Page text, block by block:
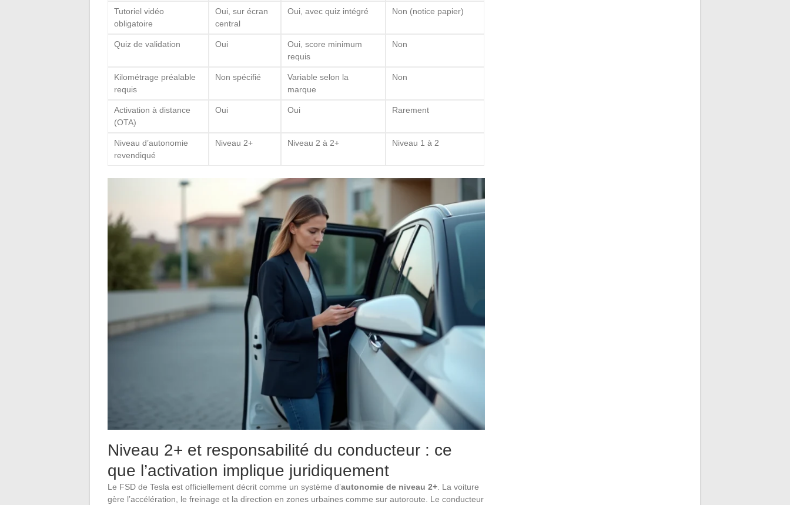
Tutoriel vidéo
obligatoire
Oui, sur écran
central
Oui, avec quiz intégré Non (notice papier)
Quiz de validation Oui
Oui, score minimum
requis
Non
Kilométrage préalable
requis
Non spécifié
Variable selon la
marque
Non
Activation à distance
(OTA)
Oui Oui Rarement
Niveau d’autonomie
revendiqué
Niveau 2+ Niveau 2 à 2+ Niveau 1 à 2
Niveau 2+ et responsabilité du conducteur : ce
que l’activation implique juridiquement
Le FSD de Tesla est officiellement décrit comme un système d’autonomie de niveau 2+. La voiture
gère l’accélération, le freinage et la direction en zones urbaines comme sur autoroute. Le conducteur